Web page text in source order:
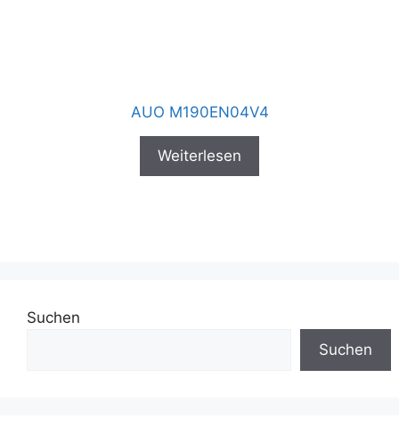
AUO M190EN04V4
Weiterlesen
Suchen
Suchen